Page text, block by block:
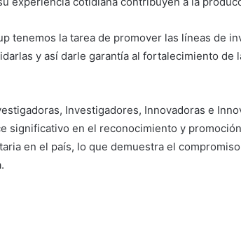
tenemos la tarea de promover las líneas de
y así darle garantía al fortalecimiento de
Investigadores, Innovadoras e
significativo en el reconocimiento y
en el país, lo que demuestra el